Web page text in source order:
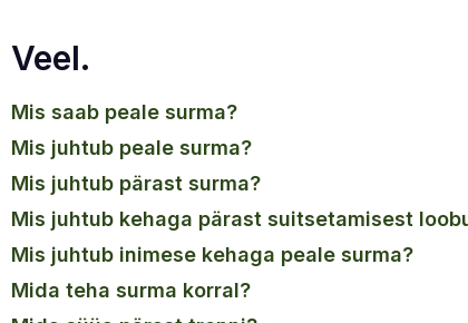
Veel.
mis saab peale surma?
mis juhtub peale surma?
mis juhtub pärast surma?
mis juhtub kehaga pärast suitsetamisest
mis juhtub inimese kehaga peale surma?
mida teha surma korral?